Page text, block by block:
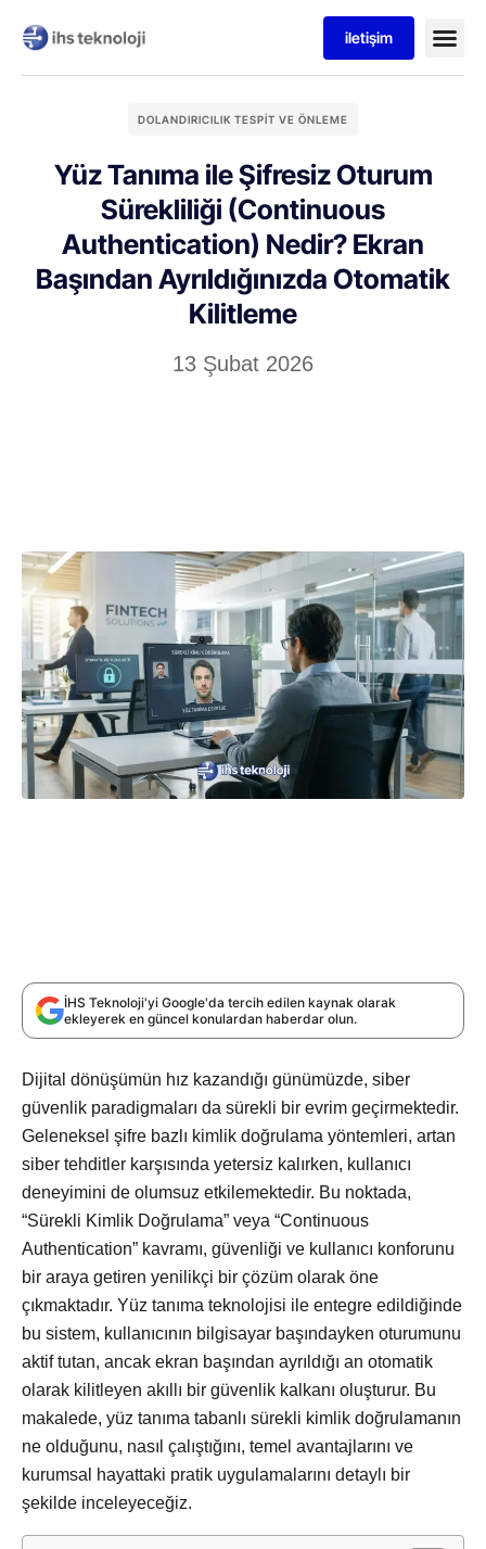
iletişim
DOLANDIRICILIK TESPIT VE ÖNLEME
Yüz Tanıma ile Şifresiz Oturum
Sürekliliği (Continuous
Authentication) Nedir? Ekran
Başından Ayrıldığınızda Otomatik
Kilitleme
13 Şubat 2026
İHS Teknoloji'yi Google'da tercih edilen kaynak olarak
ekleyerek en güncel konulardan haberdar olun.
Dijital dönüşümün hız kazandığı günümüzde, siber
güvenlik paradigmaları da sürekli bir evrim geçirmektedir.
Geleneksel şifre bazlı kimlik doğrulama yöntemleri, artan
siber tehditler karşısında yetersiz kalırken, kullanıcı
deneyimini de olumsuz etkilemektedir. Bu noktada,
“Sürekli Kimlik Doğrulama” veya “Continuous
Authentication” kavramı, güvenliği ve kullanıcı konforunu
bir araya getiren yenilikçi bir çözüm olarak öne
çıkmaktadır. Yüz tanıma teknolojisi ile entegre edildiğinde
bu sistem, kullanıcının bilgisayar başındayken oturumunu
aktif tutan, ancak ekran başından ayrıldığı an otomatik
olarak kilitleyen akıllı bir güvenlik kalkanı oluşturur. Bu
makalede, yüz tanıma tabanlı sürekli kimlik doğrulamanın
ne olduğunu, nasıl çalıştığını, temel avantajlarını ve
kurumsal hayattaki pratik uygulamalarını detaylı bir
şekilde inceleyeceğiz.